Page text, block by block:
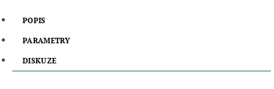
POPIS
PARAMETRY
DISKUZE